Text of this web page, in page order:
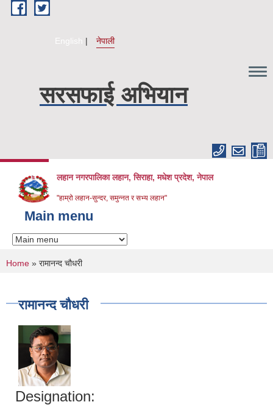
Skip to main content
English नेपाली
सरसफाई अभियान
लहान नगरपालिका लहान, सिराहा, मधेश प्रदेश, नेपाल
"हाम्रो लहान-सुन्दर, समुन्नत र सभ्य लहान"
Main menu
You are here
Home » रामानन्द चौधरी
रामानन्द चौधरी
Designation: